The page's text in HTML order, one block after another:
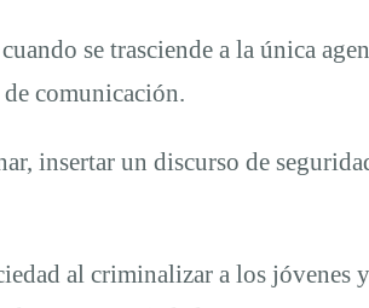
se trasciende a la única
comunicación.
insertar un discurso de
al criminalizar a los jóvenes